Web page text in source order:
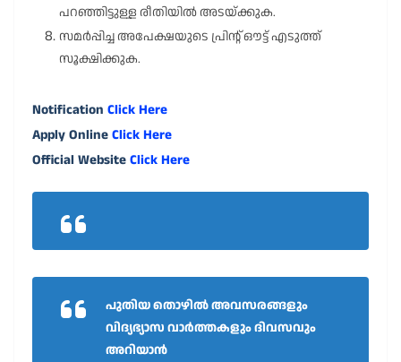
പറഞ്ഞിട്ടുള്ള രീതിയിൽ അടയ്ക്കുക.
സമർപ്പിച്ച അപേക്ഷയുടെ പ്രിൻ്റ് ഔട്ട് എടുത്ത്
സൂക്ഷിക്കുക.
Notification Click Here
Apply OnlineClick Here
Official WebsiteClick Here
പുതിയ തൊഴിൽ അവസരങ്ങളും
വിദ്യഭ്യാസ വാർത്തകളും ദിവസവും
അറിയാൻ